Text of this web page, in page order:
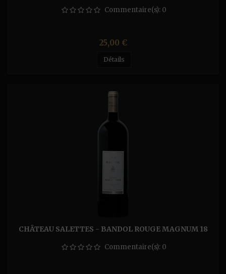
Commentaire(s): 0
Prix
25,00 €
Détails
CHÂTEAU SALETTES - BANDOL ROUGE MAGNUM 18
Commentaire(s): 0